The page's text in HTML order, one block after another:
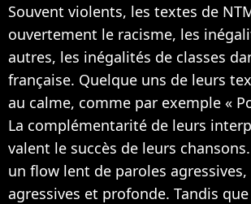
Souvent violents, les textes de
ouvertement le racisme, les
autres, les inégalités de classes
française. Quelque uns de leurs
au calme, comme par exemple «
La complémentarité de leurs
valent le succès de leurs chansons.
un flow lent de paroles
agressives et profonde. Tandis